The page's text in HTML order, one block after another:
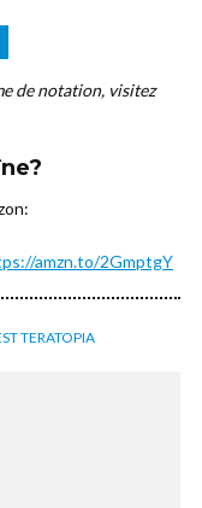
de notation, visitez
amzn.to/2GmptgY
TERATOPIA